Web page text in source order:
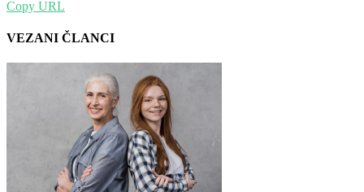
Copy URL
VEZANI ČLANCI